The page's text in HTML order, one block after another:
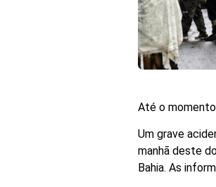
Até o
Um grave
manhã deste
Bahia. As